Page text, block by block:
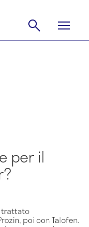
per il
trattato
poi con Talofen.